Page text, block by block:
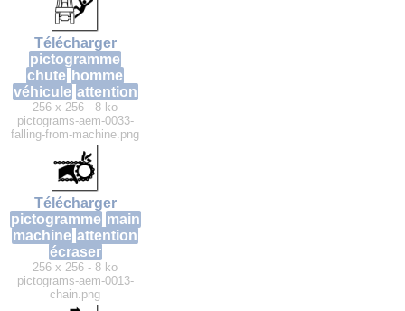
Télécharger
pictogramme
chute homme
véhicule attention
256 x 256 - 8 ko
pictograms-aem-0033-
falling-from-machine.png
Télécharger
pictogramme main
machine attention
écraser
256 x 256 - 8 ko
pictograms-aem-0013-
chain.png